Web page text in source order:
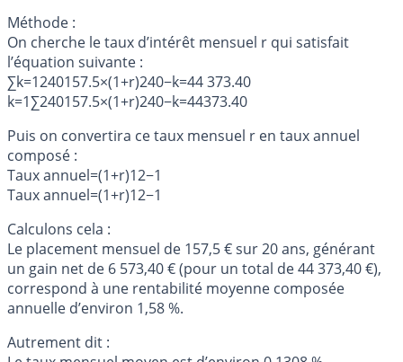
Méthode :
On cherche le taux d’intérêt mensuel r qui satisfait
l’équation suivante :
∑k=1240157.5×(1+r)240−k=44 373.40
k=1∑240​157.5×(1+r)240−k=44373.40
Puis on convertira ce taux mensuel r en taux annuel
composé :
Taux annuel=(1+r)12−1
Taux annuel=(1+r)12−1
Calculons cela :
Le placement mensuel de 157,5 € sur 20 ans, générant
un gain net de 6 573,40 € (pour un total de 44 373,40 €),
correspond à une rentabilité moyenne composée
annuelle d’environ 1,58 %.
Autrement dit :